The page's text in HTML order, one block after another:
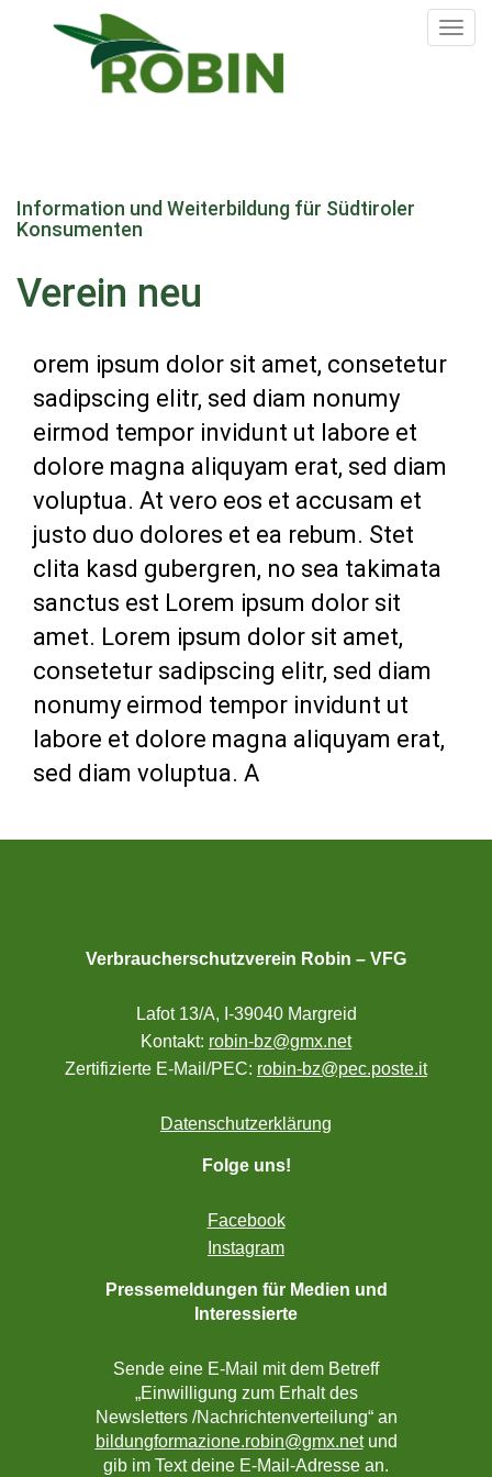
zum
Inhalt
Information und Weiterbildung für Südtiroler
Konsumenten
Verein neu
orem ipsum dolor sit amet, consetetur
sadipscing elitr, sed diam nonumy
eirmod tempor invidunt ut labore et
dolore magna aliquyam erat, sed diam
voluptua. At vero eos et accusam et
justo duo dolores et ea rebum. Stet
clita kasd gubergren, no sea takimata
sanctus est Lorem ipsum dolor sit
amet. Lorem ipsum dolor sit amet,
consetetur sadipscing elitr, sed diam
nonumy eirmod tempor invidunt ut
labore et dolore magna aliquyam erat,
sed diam voluptua. A
Verbraucherschutzverein Robin – VFG
Lafot 13/A, I-39040 Margreid
Kontakt: robin-bz@gmx.net
Zertifizierte E-Mail/PEC: robin-bz@pec.poste.it
Datenschutzerklärung
Folge uns!
Facebook
Instagram
Pressemeldungen für Medien und
Interessierte
Sende eine E-Mail mit dem Betreff
„Einwilligung zum Erhalt des
Newsletters /Nachrichtenverteilung“ an
bildungformazione.robin@gmx.netund
gib im Text deine E-Mail-Adresse an.